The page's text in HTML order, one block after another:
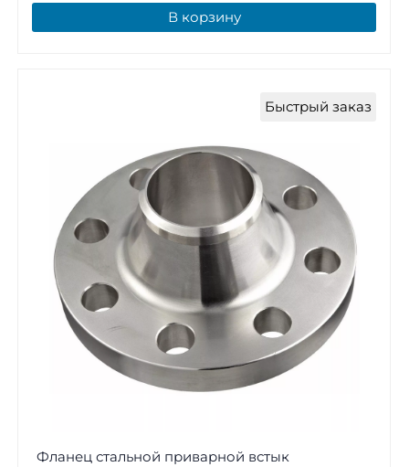
В корзину
Быстрый заказ
Фланец стальной приварной встык